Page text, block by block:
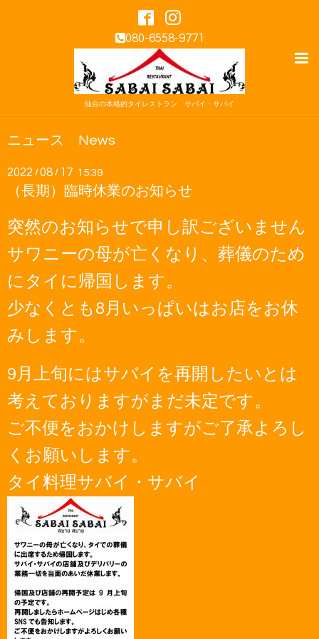
080-6558-9771
仙台の本格的タイレストラン サバイ・サバイ
ニュース News
2022 /08 / 17 15:39
（長期）臨時休業のお知らせ
突然のお知らせで申し訳ございません
サワニーの母が亡くなり、葬儀のため
にタイに帰国します。
少なくとも8月いっぱいはお店をお休
みします。
9月上旬にはサバイを再開したいとは
考えておりますがまだ未定です。
ご不便をおかけしますがご了承よろし
くお願いします。
タイ料理サバイ・サバイ